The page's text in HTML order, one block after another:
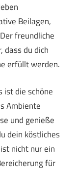
Beilagen,
freundliche
dass du dich
erfüllt werden.
ist die schöne
Ambiente
und genieße
dein köstliches
nicht nur ein
für